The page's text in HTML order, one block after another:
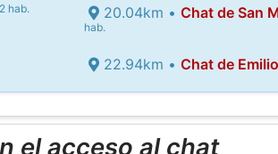
hab. 20.04km •Chat de San
hab.
22.94km •Chat de
el acceso al chat